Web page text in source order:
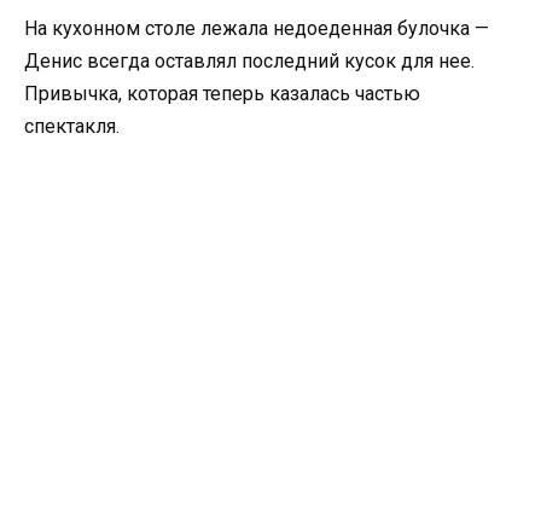
На кухонном столе лежала недоеденная булочка —
Денис всегда оставлял последний кусок для нее.
Привычка, которая теперь казалась частью
спектакля.